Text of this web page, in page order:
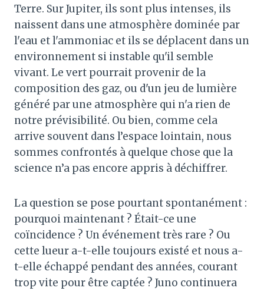
Terre. Sur Jupiter, ils sont plus intenses, ils
naissent dans une atmosphère dominée par
l'eau et l'ammoniac et ils se déplacent dans un
environnement si instable qu'il semble
vivant. Le vert pourrait provenir de la
composition des gaz, ou d'un jeu de lumière
généré par une atmosphère qui n'a rien de
notre prévisibilité. Ou bien, comme cela
arrive souvent dans l’espace lointain, nous
sommes confrontés à quelque chose que la
science n’a pas encore appris à déchiffrer.
La question se pose pourtant spontanément :
pourquoi maintenant ? Était-ce une
coïncidence ? Un événement très rare ? Ou
cette lueur a-t-elle toujours existé et nous a-
t-elle échappé pendant des années, courant
trop vite pour être captée ? Juno continuera